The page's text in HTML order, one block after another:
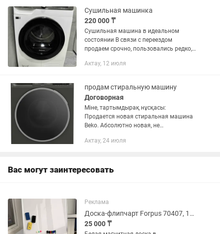
Сушильная машинка
220 000 ₸
Сушильная машина в идеальном
состоянии В связи с переездом
продаем срочно, пользовались редко,
Актау, 12 июля
продам стиральную машину
Договорная
Міне, тартымдырақ нұсқасы:
Продается новая стиральная машина
Beko. Абсолютно новая, не
без каких-либо дефектов. Коробки нет.
Актау, 24 июля
Вас могут заинтересовать
Реклама
Доска-флипчарт Forpus 70407, 100x70 см
25 000 ₸